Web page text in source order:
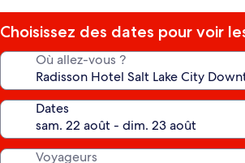
Choisissez des dates pour voir
Où allez-vous ?
Dates
Voyageurs